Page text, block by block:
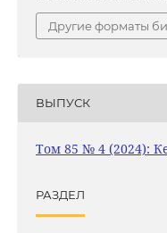
Другие форматы
ВЫПУСК
Том 85 № 4 (2024):
РАЗДЕЛ